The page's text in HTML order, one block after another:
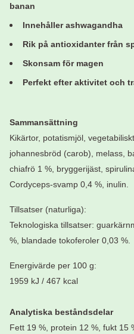
banan
Innehåller ashwagandha
Rik på antioxidanter från
Skonsam för magen
Perfekt efter aktivitet och
Sammansättning
Kikärtor, potatismjöl,
johannesbröd (carob), melass,
chiafrö 1 %, bryggerijäst,
Cordyceps-svamp 0,4 %, inulin.
Tillsatser (naturliga):
Teknologiska tillsatser:
%, blandade tokoferoler 0,03 %.
Energivärde per 100 g:
1959 kJ / 467 kcal
Analytiska beståndsdelar
Fett 19 %, protein 12 %, fukt 15